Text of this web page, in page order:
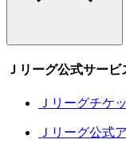
Ｊリーグ公式サービ
Ｊリーグチケ
Ｊリーグ公式